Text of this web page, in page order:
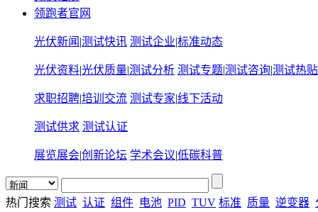
领跑者官网
光伏新闻 |测试快讯 测试企业|标准动态
光伏资料|光伏质量|测试分析 测试专题|测试咨询|测试热贴
求职招聘|培训交流 测试专家|线下活动
测试供求 测试认证
展览展会|创新论坛 学术会议|低碳科普
热门搜索 测试 认证 组件 电池 PID TUV 标准 质量 逆变器